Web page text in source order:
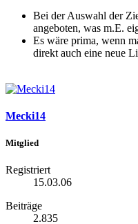
Bei der Auswahl der
angeboten, was m.E.
Es wäre prima, wenn
direkt auch eine neue
Mecki14
Mitglied
Registriert
15.03.06
Beiträge
2.835